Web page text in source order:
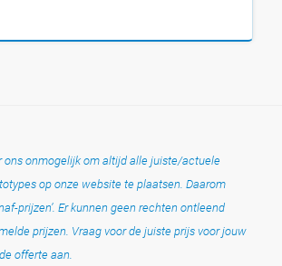
ons onmogelijk om altijd alle juiste/actuele
op onze website te plaatsen. Daarom
prijzen’. Er kunnen geen rechten ontleend
prijzen. Vraag voor de juiste prijs voor jouw
offerte aan.